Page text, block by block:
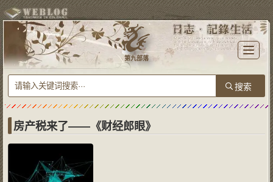
T
o
l
e
n
i
第九部落
房产税来了——《财经郎眼》